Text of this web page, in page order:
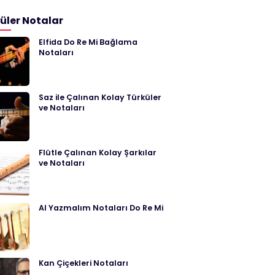
Notalar
Elfida Do Re Mi Bağlama
Notaları
Saz ile Çalınan Kolay Türküler
ve Notaları
Flütle Çalınan Kolay Şarkılar
ve Notaları
Al Yazmalım Notaları Do Re Mi
Kan Çiçekleri Notaları